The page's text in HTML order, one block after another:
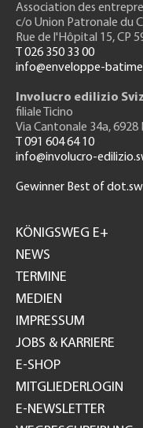
Association des
c/o Union Patronale du
Rue de l'Hôpital 15, CP
T 026 350 33 00
info@enveloppe-
Involucro edilizio
filiale Ticino
Via Cantonale 34a, 6928
T 091 604 64 10
info@involucro-
Gewinner Best of
GH
KÖNIGSWEG E+
NEWS
TERMINE
MEDIEN
IMPRESSUM
JOBS & KARRIERE
E-SHOP
MITGLIEDERLOGIN
E-NEWSLETTER